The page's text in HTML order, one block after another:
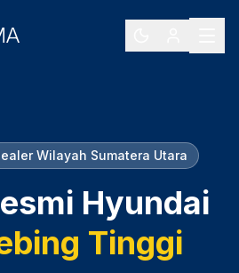
Wilayah Sumatera Utara
Hyundai
Tinggi